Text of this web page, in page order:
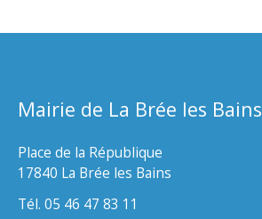
Mairie de La Brée les Bains
Place de la République
17840 La Brée les Bains
Tél. 05 46 47 83 11